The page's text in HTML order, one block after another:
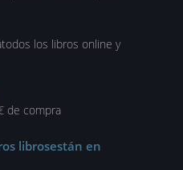
todos los libros online y
de compra
librosestán en